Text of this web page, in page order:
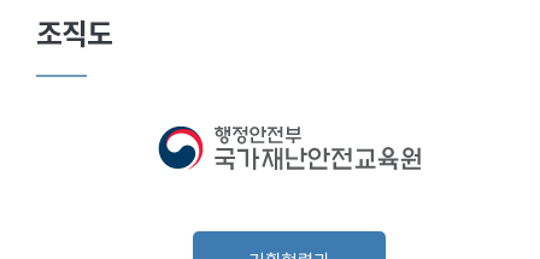
조직도